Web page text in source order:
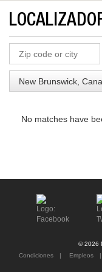
No matches have
© 2026
Condiciones
Empleos